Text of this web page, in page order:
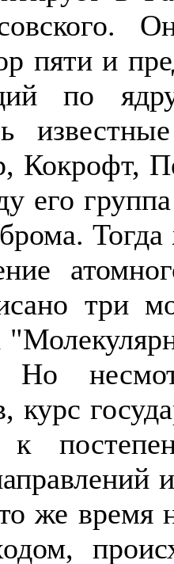
. Он
пяти и
по
Кокрофт,
его
три
Но
курс
к
же время